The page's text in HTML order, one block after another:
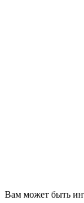
Вам может быть